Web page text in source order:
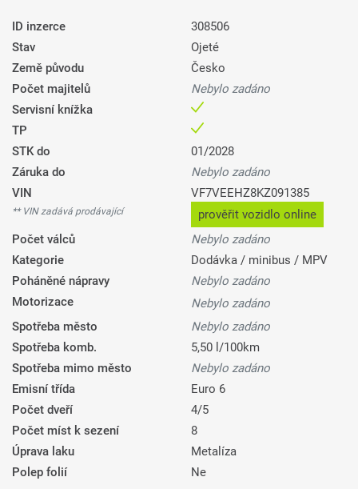
ID inzerce
308506
Stav
Ojeté
Země původu
Česko
Počet majitelů
Nebylo zadáno
Servisní knížka
TP
STK do
01/2028
Záruka do
Nebylo zadáno
VIN
** VIN zadává prodávající
VF7VEEHZ8KZ091385
prověřit vozidlo online
Počet válců
Nebylo zadáno
Kategorie
Dodávka / minibus / MPV
Poháněné nápravy
Nebylo zadáno
Motorizace
Nebylo zadáno
Spotřeba město
Nebylo zadáno
Spotřeba komb.
5,50 l/100km
Spotřeba mimo město
Nebylo zadáno
Emisní třída
Euro 6
Počet dveří
4/5
Počet míst k sezení
8
Úprava laku
Metalíza
Polep folií
Ne